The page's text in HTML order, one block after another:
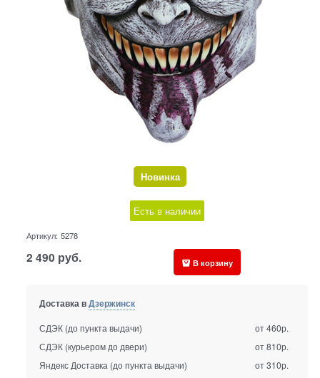
Новинка
Есть в наличии
Артикул: 5278
2 490 руб. В корзину
Доставка вДзержинск
СДЭК (до пункта выдачи)
от 460р.
СДЭК (курьером до двери)
от 810р.
Яндекс Доставка (до пункта выдачи)
от 310р.